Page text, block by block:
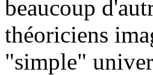
beaucoup
théoriciens
"simple"